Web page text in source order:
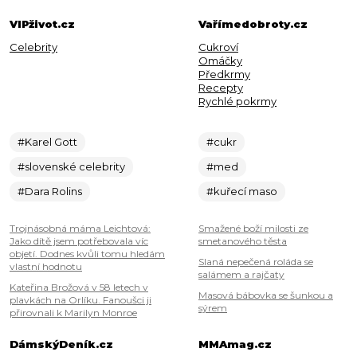
VIPživot.cz
Celebrity
#Karel Gott
#slovenské celebrity
#Dara Rolins
Trojnásobná máma Leichtová:
Jako dítě jsem potřebovala víc
objetí. Dodnes kvůli tomu hledám
vlastní hodnotu
Kateřina Brožová v 58 letech v
plavkách na Orlíku. Fanoušci ji
přirovnali k Marilyn Monroe
Vařímedobroty.cz
Cukroví
Omáčky
Předkrmy
Recepty
Rychlé pokrmy
#cukr
#med
#kuřecí maso
Smažené boží milosti ze
smetanového těsta
Slaná nepečená roláda se
salámem a rajčaty
Masová bábovka se šunkou a
sýrem
DámskýDeník.cz
MMAmag.cz